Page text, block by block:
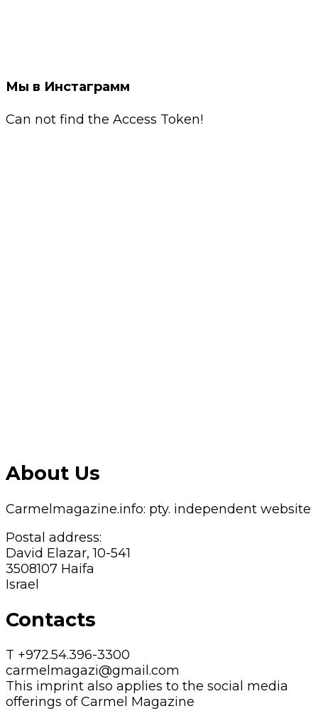
Мы в Инстаграмм
Can not find the Access Token!
About Us
Carmelmagazine.info: pty. independent website
Postal address:
David Elazar, 10-541
3508107 Haifa
Israel
Contacts
T +972.54.396-3300
carmelmagazi@gmail.com
This imprint also applies to the social media
offerings of Carmel Magazine